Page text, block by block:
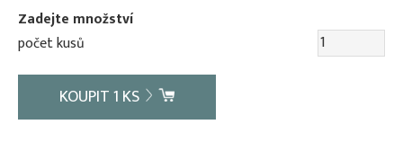
Zadejte množství
počet kusů
KOUPIT1 KS